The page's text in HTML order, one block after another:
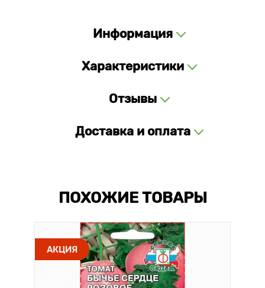
Информация
Характеристики
Отзывы
Доставка и оплата
ПОХОЖИЕ ТОВАРЫ
АКЦИЯ